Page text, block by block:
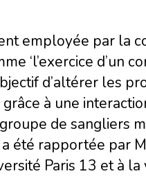
employée par la
‘l’exercice
d’altérer les
à une
de sangliers
été rapportée par
Paris 13 et à